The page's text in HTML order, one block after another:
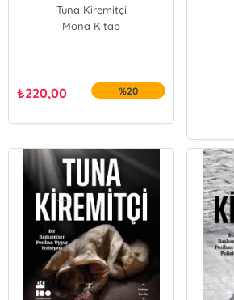
Tuna Kiremitçi
Mona Kitap
₺220,00 %20